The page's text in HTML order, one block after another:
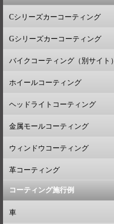
Cシリーズカーコーティング
Gシリーズカーコーティング
バイクコーティング（別サイト）
ホイールコーティング
ヘッドライトコーティング
金属モールコーティング
ウィンドウコーティング
革コーティング
コーティング施行例
車